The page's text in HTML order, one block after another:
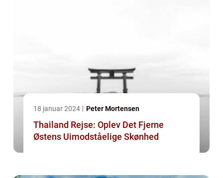
18 januar 2024 Peter Mortensen
Thailand Rejse: Oplev Det Fjerne
Østens Uimodståelige Skønhed